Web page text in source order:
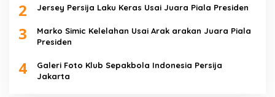
2 Jersey Persija Laku Keras Usai Juara Piala Presiden
3
Marko Simic Kelelahan Usai Arak arakan Juara Piala
Presiden
4
Galeri Foto Klub Sepakbola Indonesia Persija
Jakarta